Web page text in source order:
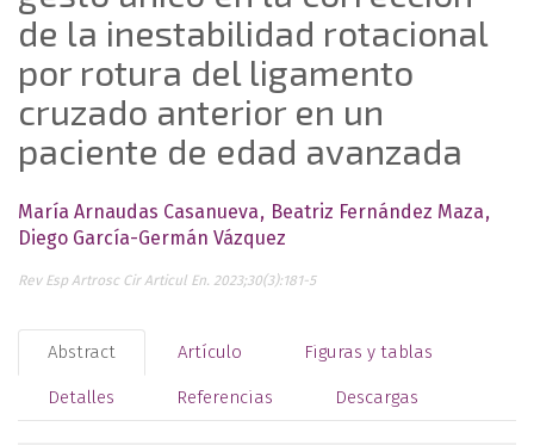
de la inestabilidad rotacional
por rotura del ligamento
cruzado anterior en un
paciente de edad avanzada
María Arnaudas Casanueva
Beatriz Fernández Maza
Diego García-Germán Vázquez
Rev Esp Artrosc Cir Articul En. 2023;30(3):181-5
Abstract Artículo Figuras y tablas
Detalles Referencias Descargas